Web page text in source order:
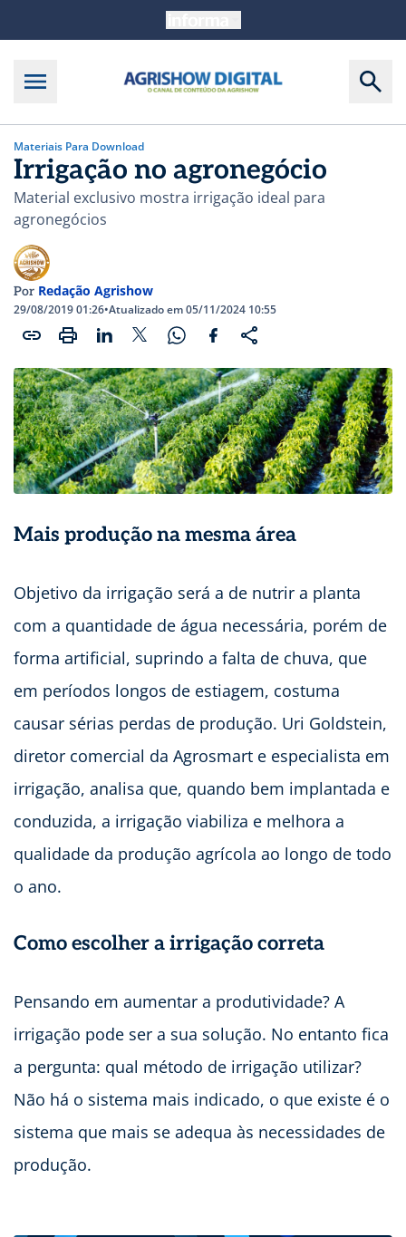
Materiais Para Download
Irrigação no agronegócio
Material exclusivo mostra irrigação ideal para
agronegócios
Por Redação Agrishow
29/08/2019 01:26•Atualizado em 05/11/2024 10:55
Mais produção na mesma área
Objetivo da irrigação será a de nutrir a planta
com a quantidade de água necessária, porém de
forma artificial, suprindo a falta de chuva, que
em períodos longos de estiagem, costuma
causar sérias perdas de produção. Uri Goldstein,
diretor comercial da Agrosmart e especialista em
irrigação, analisa que, quando bem implantada e
conduzida, a irrigação viabiliza e melhora a
qualidade da produção agrícola ao longo de todo
o ano.
Como escolher a irrigação correta
Pensando em aumentar a produtividade? A
irrigação pode ser a sua solução. No entanto fica
a pergunta: qual método de irrigação utilizar?
Não há o sistema mais indicado, o que existe é o
sistema que mais se adequa às necessidades de
produção.